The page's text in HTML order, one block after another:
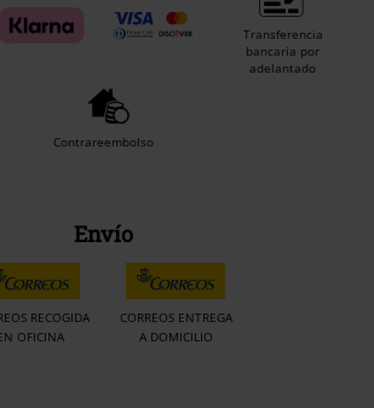
Contrareembolso
Envío
App de EMP
App EMP totalmente GRATIS y disfruta de todas